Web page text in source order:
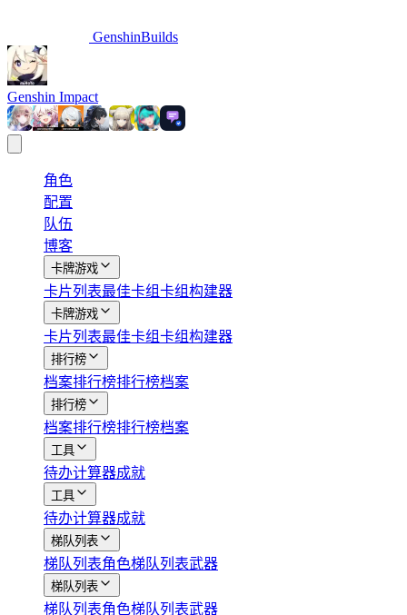
GenshinBuilds
Genshin Impact
角色
配置
队伍
博客
卡牌游戏
卡片列表最佳卡组卡组构建器
卡牌游戏
卡片列表最佳卡组卡组构建器
排行榜
档案排行榜排行榜档案
排行榜
档案排行榜排行榜档案
工具
待办计算器成就
工具
待办计算器成就
梯队列表
梯队列表角色梯队列表武器
梯队列表
梯队列表角色梯队列表武器